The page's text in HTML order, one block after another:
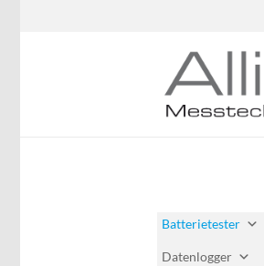
Batterietester
Datenlogger